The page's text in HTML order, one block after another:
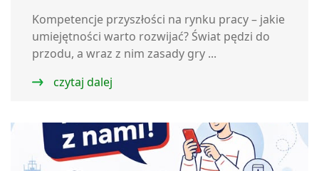
Kompetencje przyszłości na rynku pracy – jakie
umiejętności warto rozwijać? Świat pędzi do
przodu, a wraz z nim zasady gry ...
czytaj dalej